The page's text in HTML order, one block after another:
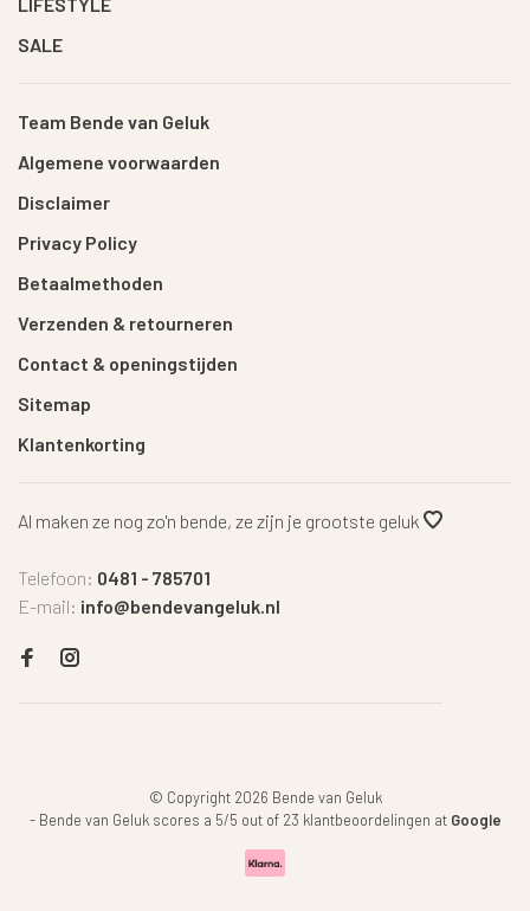
SALE
Team Bende van Geluk
Algemene voorwaarden
Disclaimer
Privacy Policy
Betaalmethoden
Verzenden & retourneren
Contact & openingstijden
Sitemap
Klantenkorting
Al maken ze nog zo'n bende, ze zijn je grootste geluk
Telefoon: 0481 - 785701
E-mail: info@bendevangeluk.nl
© Copyright 2026 Bende van Geluk
- Bende van Geluk scores a 5/5 out of 23 klantbeoordelingen at Google